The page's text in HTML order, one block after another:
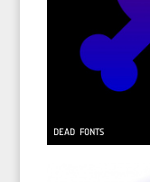
DEAD FONTS